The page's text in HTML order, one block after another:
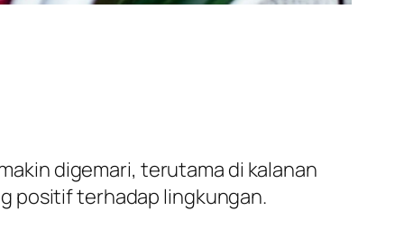
digemari, terutama di kalanan
positif terhadap lingkungan.